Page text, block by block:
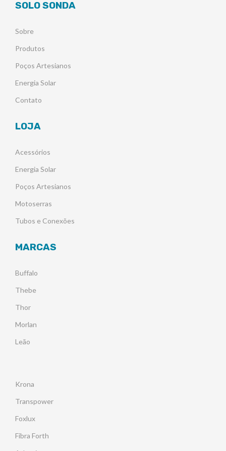
SOLO SONDA
Sobre
Produtos
Poços Artesianos
Energia Solar
Contato
LOJA
Acessórios
Energia Solar
Poços Artesianos
Motoserras
Tubos e Conexões
MARCAS
Buffalo
Thebe
Thor
Morlan
Leão
Krona
Transpower
Foxlux
Fibra Forth